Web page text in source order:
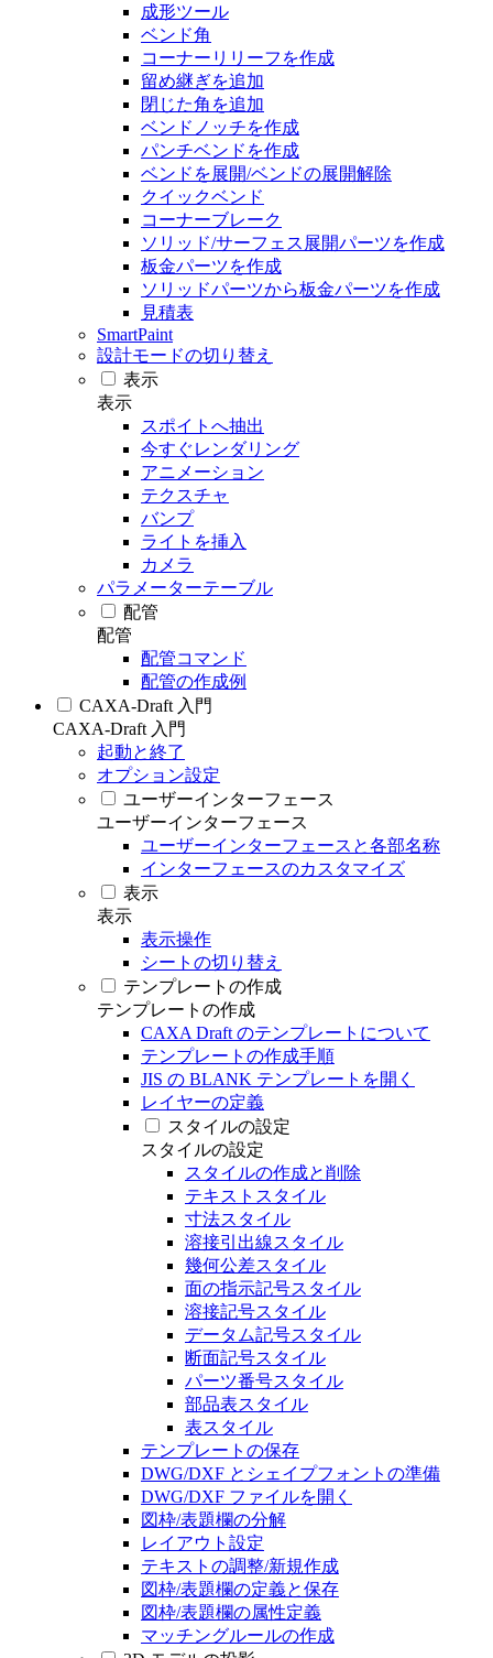
成形ツール
ベンド角
コーナーリリーフを作成
留め継ぎを追加
閉じた角を追加
ベンドノッチを作成
パンチベンドを作成
ベンドを展開/ベンドの展開解除
クイックベンド
コーナーブレーク
ソリッド/サーフェス展開パーツを作成
板金パーツを作成
ソリッドパーツから板金パーツを作成
見積表
SmartPaint
設計モードの切り替え
表示
表示
スポイトへ抽出
今すぐレンダリング
アニメーション
テクスチャ
バンプ
ライトを挿入
カメラ
パラメーターテーブル
配管
配管
配管コマンド
配管の作成例
CAXA-Draft 入門
CAXA-Draft 入門
起動と終了
オプション設定
ユーザーインターフェース
ユーザーインターフェース
ユーザーインターフェースと各部名称
インターフェースのカスタマイズ
表示
表示
表示操作
シートの切り替え
テンプレートの作成
テンプレートの作成
CAXA Draft のテンプレートについて
テンプレートの作成手順
JIS の BLANK テンプレートを開く
レイヤーの定義
スタイルの設定
スタイルの設定
スタイルの作成と削除
テキストスタイル
寸法スタイル
溶接引出線スタイル
幾何公差スタイル
面の指示記号スタイル
溶接記号スタイル
データム記号スタイル
断面記号スタイル
パーツ番号スタイル
部品表スタイル
表スタイル
テンプレートの保存
DWG/DXF とシェイプフォントの準備
DWG/DXF ファイルを開く
図枠/表題欄の分解
レイアウト設定
テキストの調整/新規作成
図枠/表題欄の定義と保存
図枠/表題欄の属性定義
マッチングルールの作成